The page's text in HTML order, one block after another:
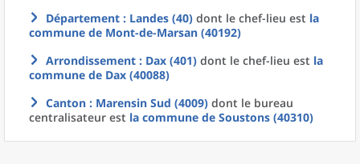
Département : Landes (40) dont le chef-lieu est la
commune de Mont-de-Marsan (40192)
Arrondissement : Dax (401) dont le chef-lieu est la
commune de Dax (40088)
Canton : Marensin Sud (4009) dont le bureau
centralisateur est la commune de Soustons (40310)